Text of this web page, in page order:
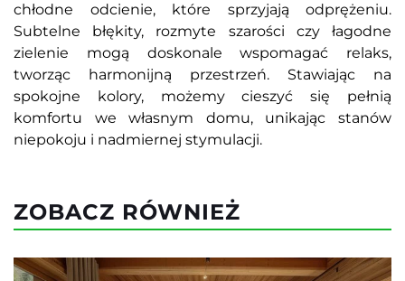
chłodne odcienie, które sprzyjają odprężeniu.
Subtelne błękity, rozmyte szarości czy łagodne
zielenie mogą doskonale wspomagać relaks,
tworząc harmonijną przestrzeń. Stawiając na
spokojne kolory, możemy cieszyć się pełnią
komfortu we własnym domu, unikając stanów
niepokoju i nadmiernej stymulacji.
ZOBACZ RÓWNIEŻ